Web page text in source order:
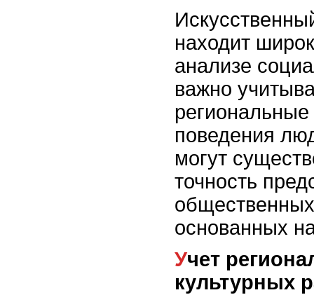
находит
анализе
важно
поведения
могут
точность
основанных
Учет региональных и
культурных